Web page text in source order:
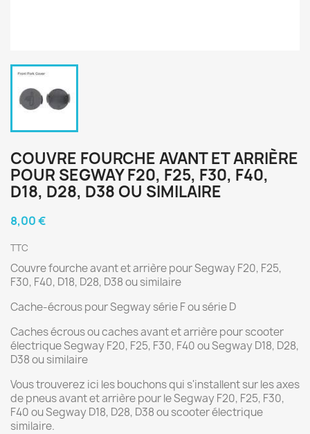
COUVRE FOURCHE AVANT ET ARRIÈRE
POUR SEGWAY F20, F25, F30, F40,
D18, D28, D38 OU SIMILAIRE
8,00 €
TTC
Couvre fourche avant et arrière pour Segway F20, F25,
F30, F40, D18, D28, D38 ou similaire
Cache-écrous pour Segway série F ou série D
Caches écrous ou caches avant et arrière pour scooter
électrique Segway F20, F25, F30, F40 ou Segway D18, D28,
D38 ou similaire
Vous trouverez ici les bouchons qui s'installent sur les axes
de pneus avant et arrière pour le Segway F20, F25, F30,
F40 ou Segway D18, D28, D38 ou scooter électrique
similaire.